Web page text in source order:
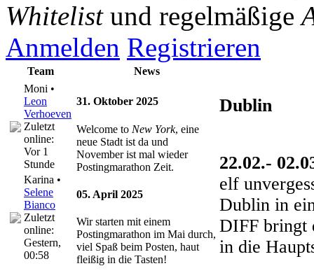
Whitelistund regelmäßige
Anmelden Registrieren
Team
News
Moni •
Leon
Verhoeven
Zuletzt
online:
Vor 1
Stunde
Karina •
Selene
Bianco
Zuletzt
online:
Gestern,
00:58
31. Oktober 2025
Welcome to New York, eine
neue Stadt ist da und
November ist mal wieder
Postingmarathon Zeit.
05. April 2025
Wir starten mit einem
Postingmarathon im Mai durch,
viel Spaß beim Posten, haut
fleißig in die Tasten!
Dublin
22.02.-
elf
Dublin in
DIFF bringt
in die